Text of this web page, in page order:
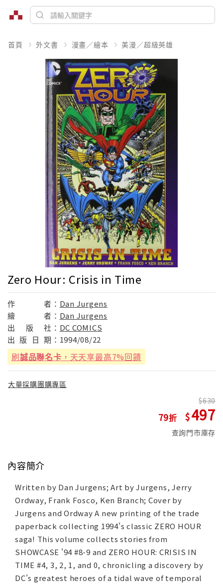
首頁 外文書 漫畫／繪本 美漫／超級英雄
Zero Hour: Crisis in Time
作 者： Dan Jurgens
繪
者： Dan Jurgens
出
版 社： DC COMICS
出 版 日 期： 1994/08/22
刷誠品聯名卡 ，天天享最高7%回饋
大量採購團購專區
79
630
497
查詢門市庫存
內容簡介
Written by Dan Jurgens; Art by Jurgens, Jerry
Ordway, Frank Fosco, Ken Branch; Cover by
Jurgens and Ordway A new printing of the trade
paperback collecting 1994's classic ZERO HOUR
saga! This volume collects stories from
SHOWCASE '94 #8-9 and ZERO HOUR: CRISIS IN
TIME #4, 3, 2, 1, and 0, chronicling a discovery by
DC's greatest heroes of a tidal wave of temporal